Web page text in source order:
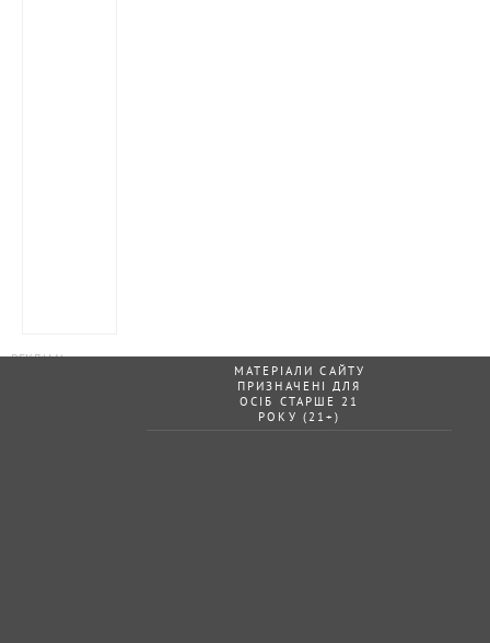
МАТЕРІАЛИ САЙТУ
ПРИЗНАЧЕНІ ДЛЯ
ОСІБ СТАРШЕ 21
РОКУ (21+)